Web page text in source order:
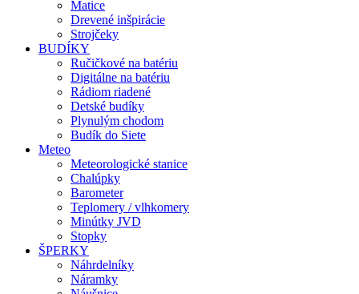
Matice
Drevené inšpirácie
Strojčeky
BUDÍKY
Ručičkové na batériu
Digitálne na batériu
Rádiom riadené
Detské budíky
Plynulým chodom
Budík do Siete
Meteo
Meteorologické stanice
Chalúpky
Barometer
Teplomery / vlhkomery
Minútky JVD
Stopky
ŠPERKY
Náhrdelníky
Náramky